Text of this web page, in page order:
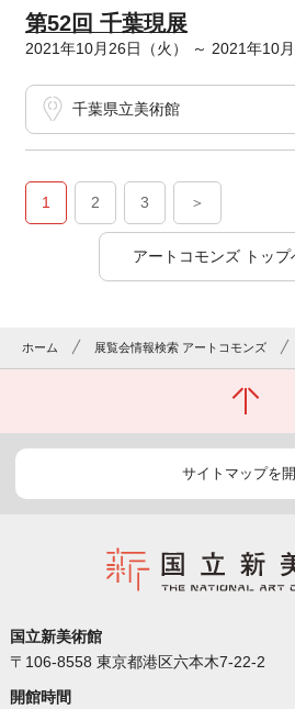
第52回 千葉現展
2021年10月26日（火） ～ 2021年10月
千葉県立美術館
1 2 3 ＞
アートコモンズ トップ
ホーム 展覧会情報検索 アートコモンズ
サイトマップを開
国立新美術館
〒106-8558 東京都港区六本木7-22-2
開館時間